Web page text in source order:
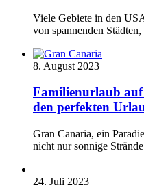
Viele Gebiete in den
von spannenden
8. August 2023
Familienurlaub
den perfekten
Gran Canaria, ein
nicht nur sonnige
24. Juli 2023